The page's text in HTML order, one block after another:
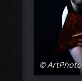
© ArtPhoto